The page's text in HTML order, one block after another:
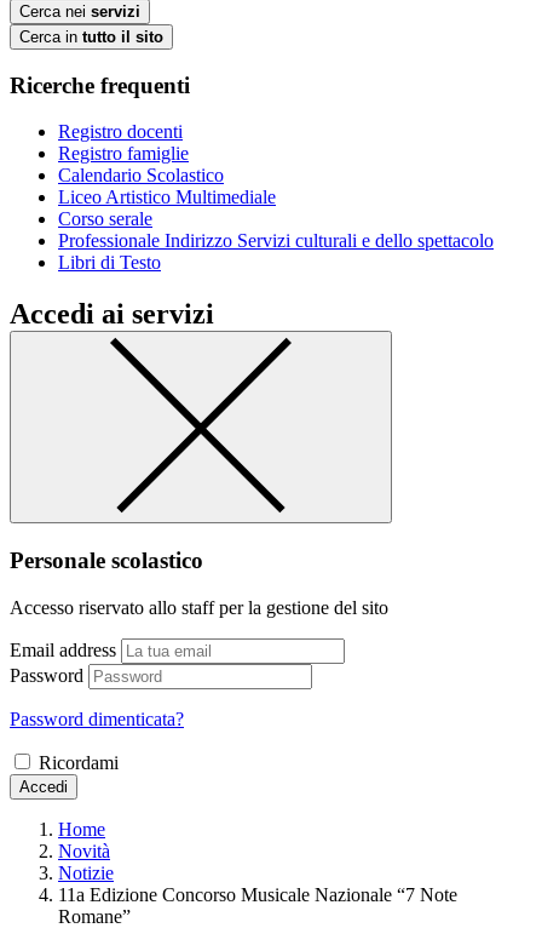
Cerca nei servizi
Cerca in tutto il sito
Ricerche frequenti
Registro docenti
Registro famiglie
Calendario Scolastico
Liceo Artistico Multimediale
Corso serale
Professionale Indirizzo Servizi culturali e dello spettacolo
Libri di Testo
Accedi ai servizi
Personale scolastico
Accesso riservato allo staff per la gestione del sito
Email address
Password
Password dimenticata?
Ricordami
Accedi
Home
Novità
Notizie
11a Edizione Concorso Musicale Nazionale “7 Note
Romane”